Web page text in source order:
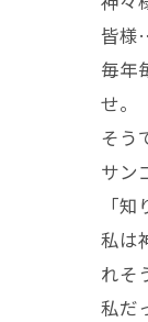
皆様
毎年
せ。
そう
サン
「
私は
れそ
私だ